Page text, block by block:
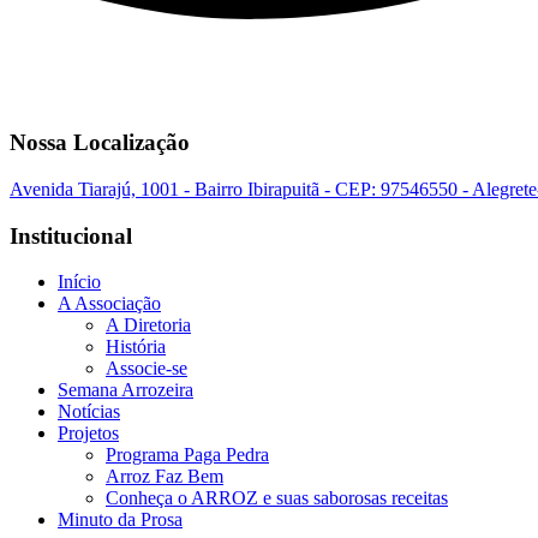
Nossa Localização
Avenida Tiarajú, 1001 - Bairro Ibirapuitã - CEP: 97546550 -
Institucional
Início
A Associação
A Diretoria
História
Associe-se
Semana Arrozeira
Notícias
Projetos
Programa Paga Pedra
Arroz Faz Bem
Conheça o ARROZ e suas saborosas receitas
Minuto da Prosa